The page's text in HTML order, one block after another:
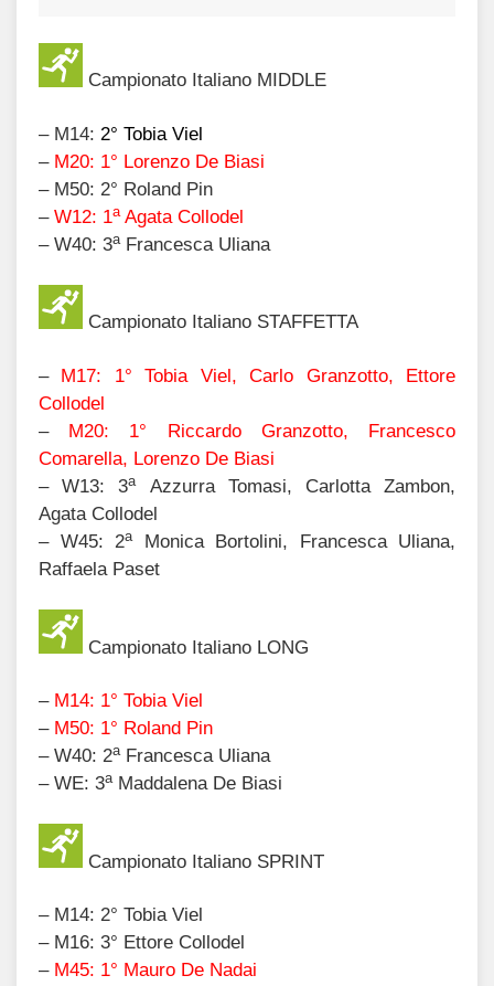
Campionato Italiano MIDDLE
– M14: 2° Tobia Viel
– M20: 1° Lorenzo De Biasi
– M50: 2° Roland Pin
– W12: 1aAgata Collodel
– W40: 3aFrancesca Uliana
Campionato Italiano STAFFETTA
– M17: 1° Tobia Viel, Carlo Granzotto, Ettore
Collodel
– M20: 1° Riccardo Granzotto, Francesco
Comarella, Lorenzo De Biasi
– W13: 3aAzzurra Tomasi, Carlotta Zambon,
Agata Collodel
– W45: 2aMonica Bortolini, Francesca Uliana,
Raffaela Paset
Campionato Italiano LONG
– M14: 1° Tobia Viel
– M50: 1° Roland Pin
– W40: 2aFrancesca Uliana
– WE: 3aMaddalena De Biasi
Campionato Italiano SPRINT
– M14: 2° Tobia Viel
– M16: 3° Ettore Collodel
– M45: 1° Mauro De Nadai